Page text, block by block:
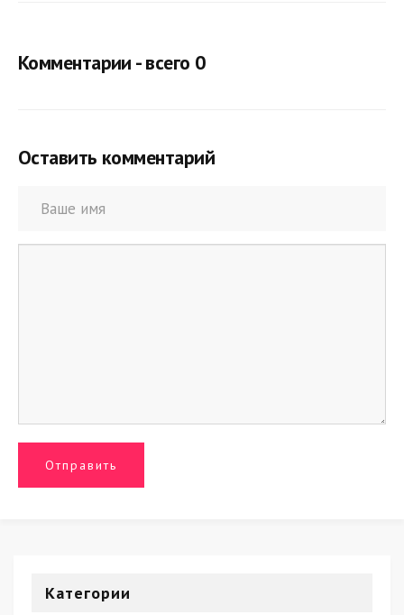
Комментарии - всего 0
Оставить комментарий
Категории